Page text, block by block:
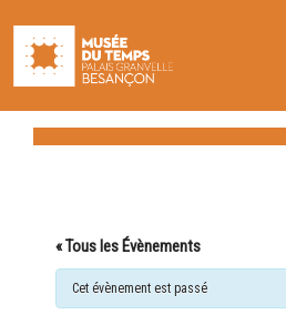
« Tous les Évènements
Cet évènement est passé